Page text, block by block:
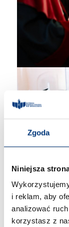
Zgoda
Niniejsza
i reklam, aby
analizować
korzystasz z